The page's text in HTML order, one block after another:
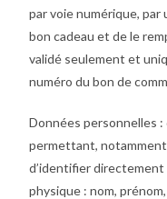
par voie numérique, par
bon cadeau et de le
validé seulement et
numéro du bon de
Données personnelles
permettant,
d’identifier
physique : nom,